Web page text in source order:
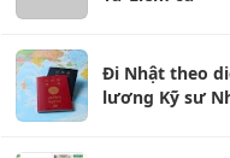
Đi Nhật theo
lương Kỹ sư